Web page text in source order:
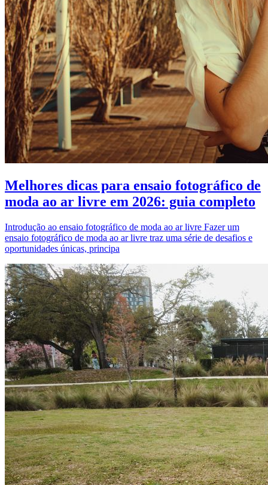
Melhores dicas para ensaio fotográfico de
moda ao ar livre em 2026: guia completo
Introdução ao ensaio fotográfico de moda ao ar livre Fazer um
ensaio fotográfico de moda ao ar livre traz uma série de desafios e
oportunidades únicas, principa